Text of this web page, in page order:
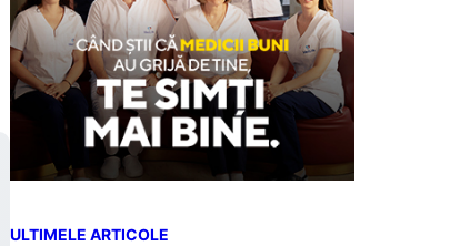
ULTIMELE ARTICOLE